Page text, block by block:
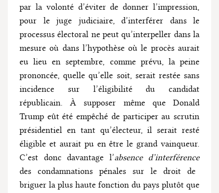
par la volonté d’éviter de donner l’impression,
pour le juge judiciaire, d’interférer dans le
processus électoral ne peut qu’interpeller dans la
mesure où dans l’hypothèse où le procès aurait
eu lieu en septembre, comme prévu, la peine
prononcée, quelle qu’elle soit, serait restée sans
incidence sur l’éligibilité du candidat
républicain. À supposer même que Donald
Trump eût été empêché de participer au scrutin
présidentiel en tant qu’électeur, il serait resté
éligible et aurait pu en être le grand vainqueur.
C’est donc davantage l’absence d’interférence
des condamnations pénales sur le droit de
briguer la plus haute fonction du pays plutôt que